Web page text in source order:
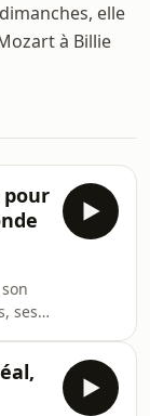
elle
à Billie
pour
ses